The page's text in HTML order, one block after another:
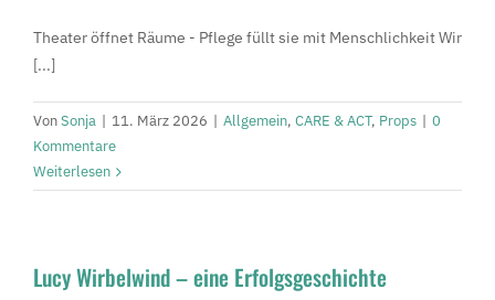
Theater öffnet Räume - Pflege füllt sie mit Menschlichkeit Wir
[...]
VonSonja | 11. März 2026 | Allgemein, CARE & ACT, Props | 0
Kommentare
Weiterlesen
Lucy Wirbelwind – eine Erfolgsgeschichte